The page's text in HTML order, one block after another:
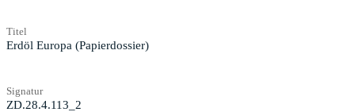
Titel
Erdöl Europa (Papierdossier)
Signatur
ZD.28.4.113_2